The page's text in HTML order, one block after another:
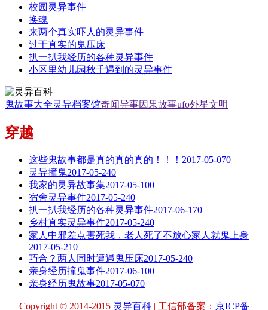
校园灵异事件
换魂
来两个真实吓人的灵异事件
过于真实的鬼压床
扒一扒我经历的各种灵异事件
小区里幼儿园秋千遇到的灵异事件
鬼故事大全灵异档案馆奇闻异事因果故事ufo外星文明
穿越
这些鬼故事都是真的真的真的！！！ 2017-05-070
灵异撞鬼2017-05-240
我家的灵异故事集2017-05-100
宿舍灵异事件2017-05-240
扒一扒我经历的各种灵异事件2017-06-170
乡村真实灵异事件2017-05-240
家人中邪差点害死我，老人死了不放心家人就鬼上身
2017-05-210
巧合？两人同时遭遇鬼压床2017-05-240
亲身经历撞鬼事件2017-06-100
亲身经历鬼故事2017-05-070
Copyright © 2014-2015 灵异百科| 工信部备案： 京ICP备